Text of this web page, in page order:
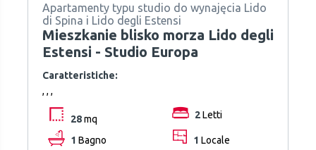
Apartamenty typu studio do wynajęcia Lido
di Spina i Lido degli Estensi
Mieszkanie blisko morza Lido degli
Estensi - Studio Europa
Caratteristiche:
, , ,
28mq
1 Bagno
2Letti
1 Locale